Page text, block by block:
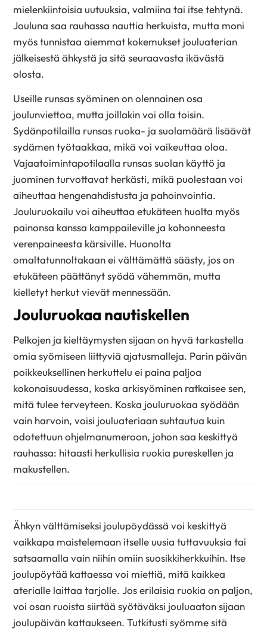
mielenkiintoisia uutuuksia, valmiina tai itse tehtynä.
Jouluna saa rauhassa nauttia herkuista, mutta moni
myös tunnistaa aiemmat kokemukset jouluaterian
jälkeisestä ähkystä ja sitä seuraavasta ikävästä
olosta.
Useille runsas syöminen on olennainen osa
joulunviettoa, mutta joillakin voi olla toisin.
Sydänpotilailla runsas ruoka- ja suolamäärä lisäävät
sydämen työtaakkaa, mikä voi vaikeuttaa oloa.
Vajaatoimintapotilaalla runsas suolan käyttö ja
juominen turvottavat herkästi, mikä puolestaan voi
aiheuttaa hengenahdistusta ja pahoinvointia.
Jouluruokailu voi aiheuttaa etukäteen huolta myös
painonsa kanssa kamppaileville ja kohonneesta
verenpaineesta kärsiville. Huonolta
omaltatunnoltakaan ei välttämättä säästy, jos on
etukäteen päättänyt syödä vähemmän, mutta
kielletyt herkut vievät mennessään.
Jouluruokaa nautiskellen
Pelkojen ja kieltäymysten sijaan on hyvä tarkastella
omia syömiseen liittyviä ajatusmalleja. Parin päivän
poikkeuksellinen herkuttelu ei paina paljoa
kokonaisuudessa, koska arkisyöminen ratkaisee sen,
mitä tulee terveyteen. Koska jouluruokaa syödään
vain harvoin, voisi jouluateriaan suhtautua kuin
odotettuun ohjelmanumeroon, johon saa keskittyä
rauhassa: hitaasti herkullisia ruokia pureskellen ja
makustellen.
Ähkyn välttämiseksi joulupöydässä voi keskittyä
vaikkapa maistelemaan itselle uusia tuttavuuksia tai
satsaamalla vain niihin omiin suosikkiherkkuihin. Itse
joulupöytää kattaessa voi miettiä, mitä kaikkea
aterialle laittaa tarjolle. Jos erilaisia ruokia on paljon,
voi osan ruoista siirtää syötäväksi jouluaaton sijaan
joulupäivän kattaukseen. Tutkitusti syömme sitä